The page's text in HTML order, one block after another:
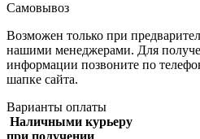
Самовывоз
Возможен только при
нашими менеджерами. Для
информации позвоните по
шапке сайта.
Варианты оплаты
Наличными курьеру